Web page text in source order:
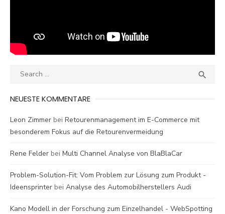
Search

NEUESTE KOMMENTARE
Leon Zimmer bei Retourenmanagement im E-Commerce mit
besonderem Fokus auf die Retourenvermeidung
Rene Felder bei Multi Channel Analyse von BlaBlaCar
Problem-Solution-Fit: Vom Problem zur Lösung zum Produkt -
Ideensprinter bei Analyse des Automobilherstellers Audi
Kano Modell in der Forschung zum Einzelhandel - WebSpotting